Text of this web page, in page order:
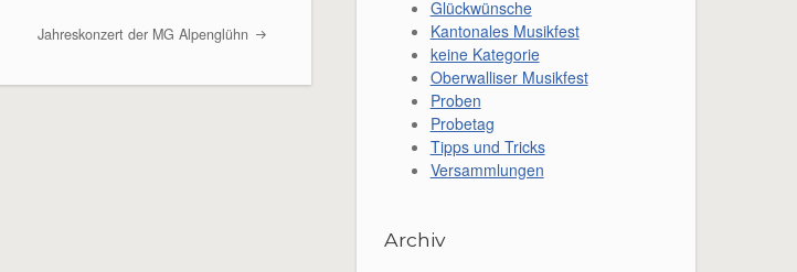
o
r
Jahreskonzert der MG Alpenglühn
Glückwünsche
Kantonales Musikfest
keine Kategorie
Oberwalliser Musikfest
Proben
Probetag
Tipps und Tricks
Versammlungen
Archiv